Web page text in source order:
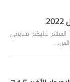
نتائج السادس ابتدائي الدور الاول 2022 السلام عليكم متابعي
الس…